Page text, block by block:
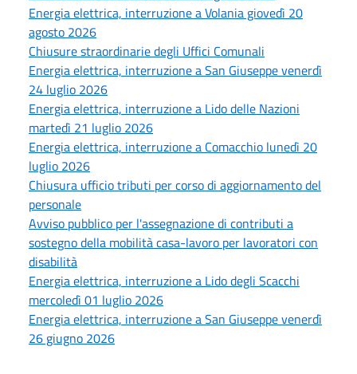
Energia elettrica, interruzione a Volania giovedì 20
agosto 2026
Chiusure straordinarie degli Uffici Comunali
Energia elettrica, interruzione a San Giuseppe venerdì
24 luglio 2026
Energia elettrica, interruzione a Lido delle Nazioni
martedì 21 luglio 2026
Energia elettrica, interruzione a Comacchio lunedì 20
luglio 2026
Chiusura ufficio tributi per corso di aggiornamento del
personale
Avviso pubblico per l'assegnazione di contributi a
sostegno della mobilità casa-lavoro per lavoratori con
disabilità
Energia elettrica, interruzione a Lido degli Scacchi
mercoledì 01 luglio 2026
Energia elettrica, interruzione a San Giuseppe venerdì
26 giugno 2026